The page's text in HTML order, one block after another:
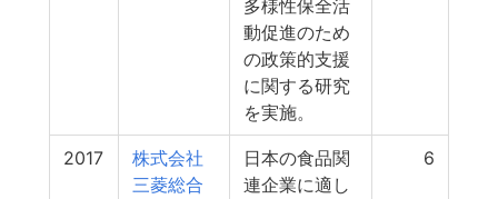
多様性保全活
動促進のため
の政策的支援
に関する研究
を実施。
2017
株式会社
三菱総合
日本の食品関
連企業に適し
6